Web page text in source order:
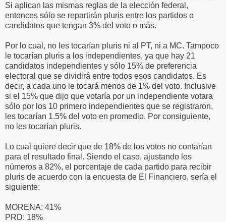
Si aplican las mismas reglas de la elección federal,
entonces sólo se repartirán pluris entre los partidos o
candidatos que tengan 3% del voto o más.
Por lo cual, no les tocarían pluris ni al PT, ni a MC. Tampoco
le tocarían pluris a los independientes, ya que hay 21
candidatos independientes y sólo 15% de preferencia
electoral que se dividirá entre todos esos candidatos. Es
decir, a cada uno le tocará menos de 1% del voto. Inclusive
si el 15% que dijo que votaría por un independiente votara
sólo por los 10 primero independientes que se registraron,
les tocarían 1.5% del voto en promedio. Por consiguiente,
no les tocarían pluris.
Lo cual quiere decir que de 18% de los votos no contarían
para el resultado final. Siendo el caso, ajustando los
números a 82%, el porcentaje de cada partido para recibir
pluris de acuerdo con la encuesta de El Financiero, sería el
siguiente:
MORENA: 41%
PRD: 18%